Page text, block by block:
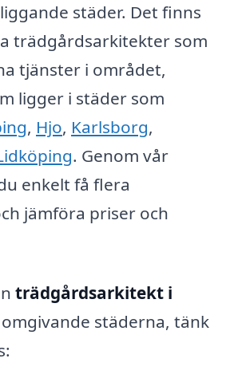
städer. Det finns
trädgårdsarkitekter som
tjänster i området,
ligger i städer som
, Hjo, Karlsborg,
. Genom vår
enkelt få flera
jämföra priser och
trädgårdsarkitekt i
städerna, tänk